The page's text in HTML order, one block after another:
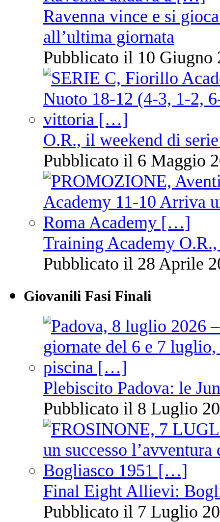
Ravenna vince e si
all’ultima giornata
Pubblicato il 10 Giugno
O.R., il weekend di
Pubblicato il 6 Maggio
Training Academy
Pubblicato il 28 Aprile
Giovanili Fasi Finali
Plebiscito Padova: le
Pubblicato il 8 Luglio
Final Eight Allievi:
Pubblicato il 7 Luglio